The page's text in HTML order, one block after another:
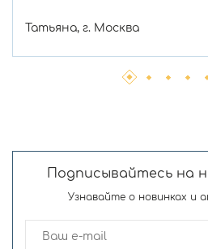
Татьяна, г. Москва
Подписывайтесь на
Узнавайте о новинках и